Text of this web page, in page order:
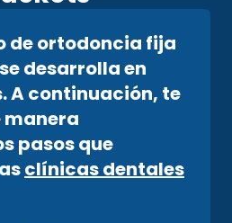
de ortodoncia fija
desarrolla en
A continuación, te
manera
pasos que
clínicas dentales